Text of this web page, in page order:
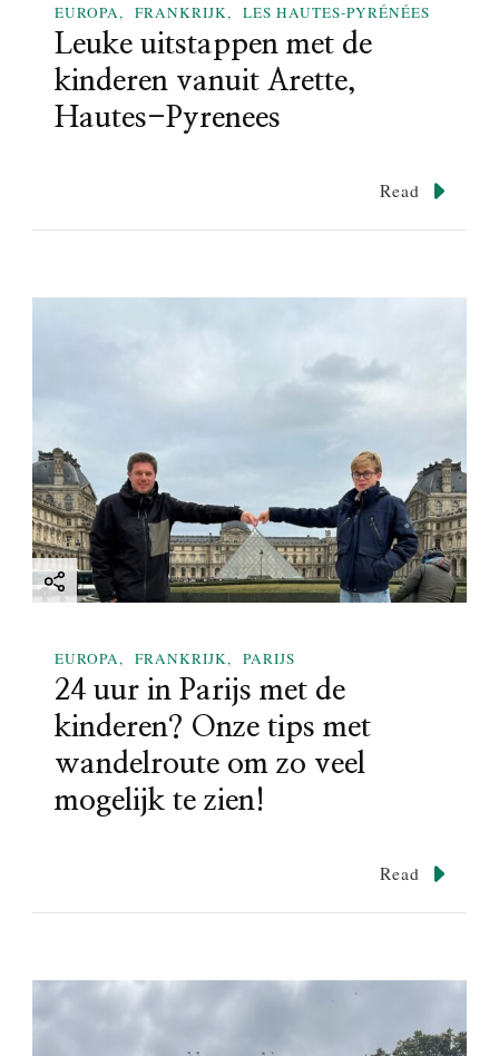
EUROPA FRANKRIJK LES HAUTES-PYRÉNÉES
Leuke uitstappen met de
kinderen vanuit Arette,
Hautes-Pyrenees
Read
EUROPA FRANKRIJK PARIJS
24 uur in Parijs met de
kinderen? Onze tips met
wandelroute om zo veel
mogelijk te zien!
Read